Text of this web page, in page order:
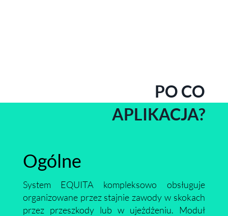
PO CO
APLIKACJA?
Ogólne
System EQUITA kompleksowo obsługuje
organizowane przez stajnie zawody w skokach
przez przeszkody lub w ujeżdżeniu. Moduł